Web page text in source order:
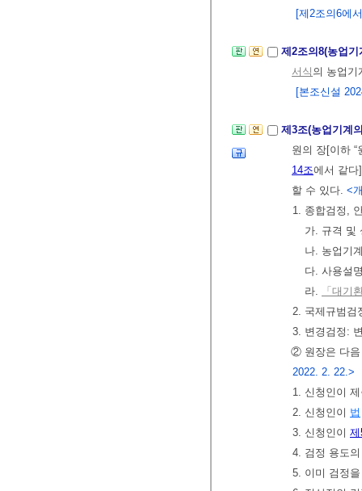
[제2조의6에
제2조의8(농업
서식 의 농업기
[본조신설
제3조(농업기계
원의 장[이하
14조에서 같다
할 수 있다. <
1. 종합검정,
가. 규격 및
나. 농업기
다. 사용설
라.
「대기
2. 국제규범검
3. 변경검정:
② 원장은 다음
2022. 2. 22.>
1. 신청인이
2. 신청인이 법
3. 신청인이
4. 검정 용도
5. 이미 검정